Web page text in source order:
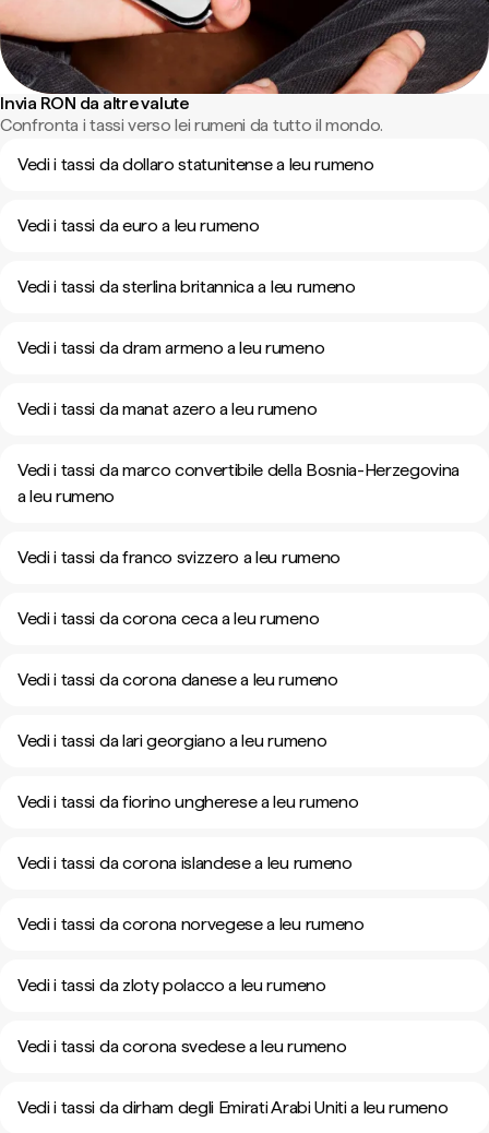
Invia RON da altre valute
Confronta i tassi verso lei rumeni da tutto il mondo.
Vedi i tassi da dollaro statunitense a leu rumeno
Vedi i tassi da euro a leu rumeno
Vedi i tassi da sterlina britannica a leu rumeno
Vedi i tassi da dram armeno a leu rumeno
Vedi i tassi da manat azero a leu rumeno
Vedi i tassi da marco convertibile della Bosnia-Herzegovina
a leu rumeno
Vedi i tassi da franco svizzero a leu rumeno
Vedi i tassi da corona ceca a leu rumeno
Vedi i tassi da corona danese a leu rumeno
Vedi i tassi da lari georgiano a leu rumeno
Vedi i tassi da fiorino ungherese a leu rumeno
Vedi i tassi da corona islandese a leu rumeno
Vedi i tassi da corona norvegese a leu rumeno
Vedi i tassi da zloty polacco a leu rumeno
Vedi i tassi da corona svedese a leu rumeno
Vedi i tassi da dirham degli Emirati Arabi Uniti a leu rumeno